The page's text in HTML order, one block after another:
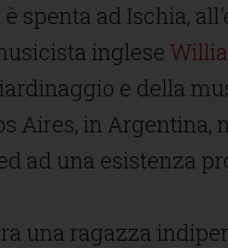
è spenta ad Ischia,
inglese
e della
Aires, in Argentina,
ad una esistenza
una ragazza